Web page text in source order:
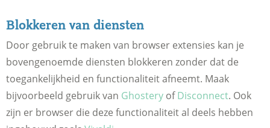
Blokkeren van diensten
Door gebruik te maken van browser extensies kan je
bovengenoemde diensten blokkeren zonder dat de
toegankelijkheid en functionaliteit afneemt. Maak
bijvoorbeeld gebruik van Ghostery ofDisconnect. Ook
zijn er browser die deze functionaliteit al deels hebben